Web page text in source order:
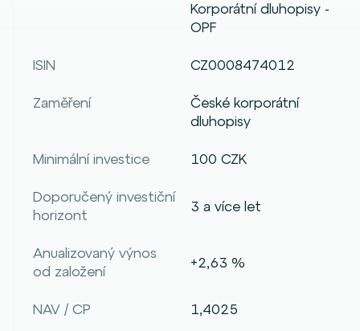
Korporátní dluhopisy -
OPF
ISIN CZ0008474012
Zaměření
České korporátní
dluhopisy
Minimální investice 100 CZK
Doporučený investiční
horizont
3 a více let
Anualizovaný výnos
od založení
+2,63 %
NAV / CP 1,4025